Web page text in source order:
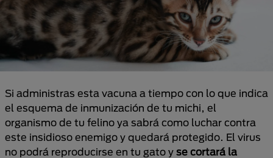
Si administras esta vacuna a tiempo con lo que indica
el esquema de inmunización de tu michi, el
organismo de tu felino ya sabrá como luchar contra
este insidioso enemigo y quedará protegido. El virus
no podrá reproducirse en tu gato y se cortará la